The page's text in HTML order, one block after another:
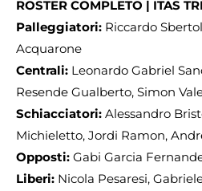
ROSTER COMPLETO | ITAS
Palleggiatori: Riccardo
Acquarone
Centrali: Leonardo Gabriel
Resende Gualberto, Simon
Schiacciatori: Alessandro
Michieletto, Jordi Ramon,
Opposti: Gabi Garcia
Liberi: Nicola Pesaresi,